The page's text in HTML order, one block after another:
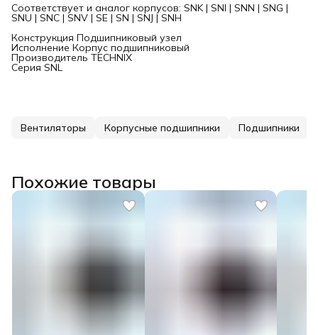
Соответствует и аналог корпусов: SNK | SNI | SNN | SNG |
SNU | SNC | SNV | SE | SN | SNJ | SNH
Конструкция Подшипниковый узел
Исполнение Корпус подшипниковый
Производитель TECHNIX
Серия SNL
Вентиляторы Корпусные подшипники Подшипники
Похожие товары